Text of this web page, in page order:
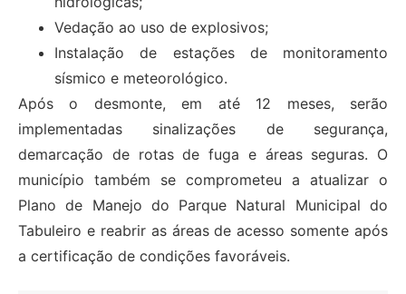
Vedação ao uso de explosivos;
Instalação de estações de monitoramento
sísmico e meteorológico.
Após o desmonte, em até 12 meses, serão
implementadas sinalizações de segurança,
demarcação de rotas de fuga e áreas seguras. O
município também se comprometeu a atualizar o
Plano de Manejo do Parque Natural Municipal do
Tabuleiro e reabrir as áreas de acesso somente após
a certificação de condições favoráveis.